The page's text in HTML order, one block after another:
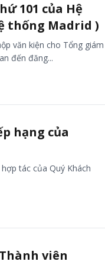
101 của Hệ
thống Madrid )
văn kiện cho Tổng giám
đến đăng...
hạng của
tác của Quý Khách
viên